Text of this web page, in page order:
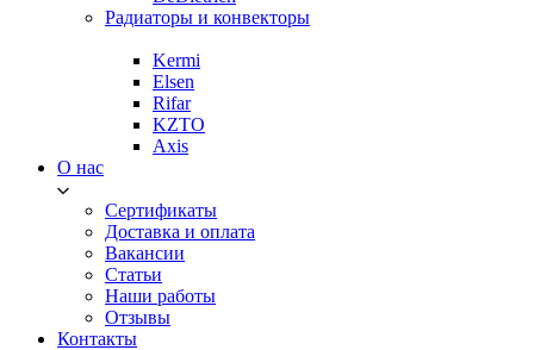
Радиаторы и конвекторы
Kermi
Elsen
Rifar
KZTO
Axis
О нас
Сертификаты
Доставка и оплата
Вакансии
Статьи
Наши работы
Отзывы
Контакты